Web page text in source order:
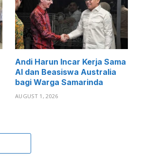
Andi Harun Incar Kerja Sama
AI dan Beasiswa Australia
bagi Warga Samarinda
AUGUST 1, 2026